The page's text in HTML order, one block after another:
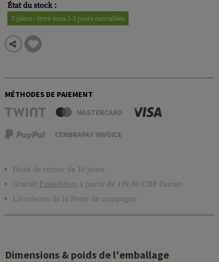
État du stock :
3 pièce - livré sous 1-2 jours ouvrables
MÉTHODES DE PAIEMENT
MASTERCARD
CEMBRAPAY INVOICE
Droit de retour de 10 jours
Gratuit Expédition à partir de 199,00 CHF Panier
Livraisons de la Poste de campagne
Dimensions & poids de l'emballage